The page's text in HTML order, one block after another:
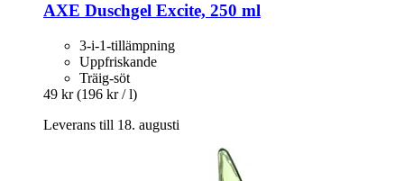
AXE Duschgel Excite, 250 ml
3-i-1-tillämpning
Uppfriskande
Träig-söt
49 kr (196 kr / l)
Leverans till 18. augusti